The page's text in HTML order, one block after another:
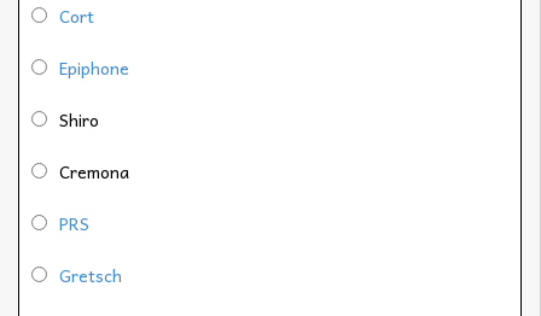
Cort
Epiphone
Shiro
Cremona
PRS
Gretsch